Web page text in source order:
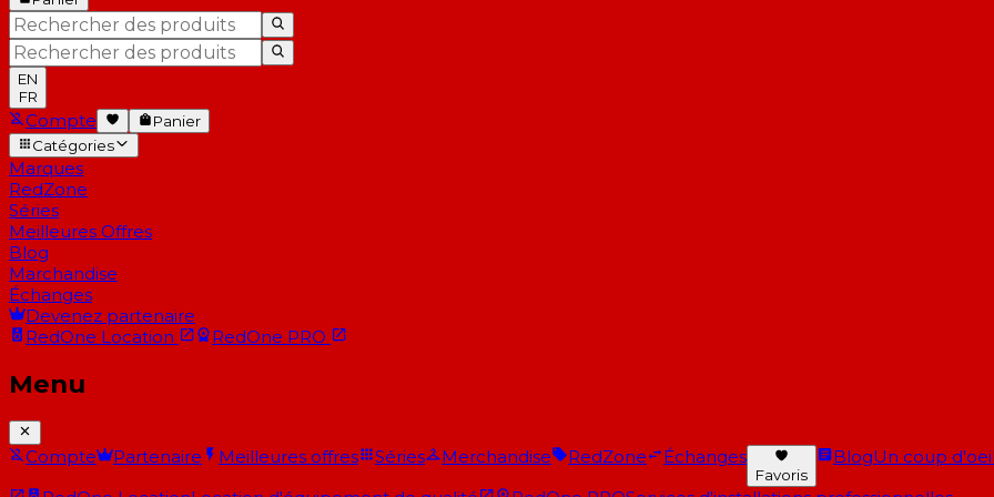
EN
FR
Compte
Panier
Catégories
Marques
RedZone
Séries
Meilleures Offres
Blog
Marchandise
Échanges
Devenez partenaire
RedOne Location RedOne PRO
Menu
Compte Partenaire Meilleures offres Séries Merchandise RedZone Échanges
Favoris
BlogUn coup